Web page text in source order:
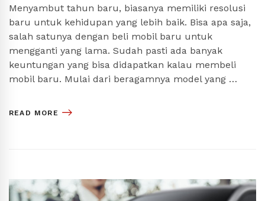
Menyambut tahun baru, biasanya memiliki resolusi
baru untuk kehidupan yang lebih baik. Bisa apa saja,
salah satunya dengan beli mobil baru untuk
mengganti yang lama. Sudah pasti ada banyak
keuntungan yang bisa didapatkan kalau membeli
mobil baru. Mulai dari beragamnya model yang …
READ MORE